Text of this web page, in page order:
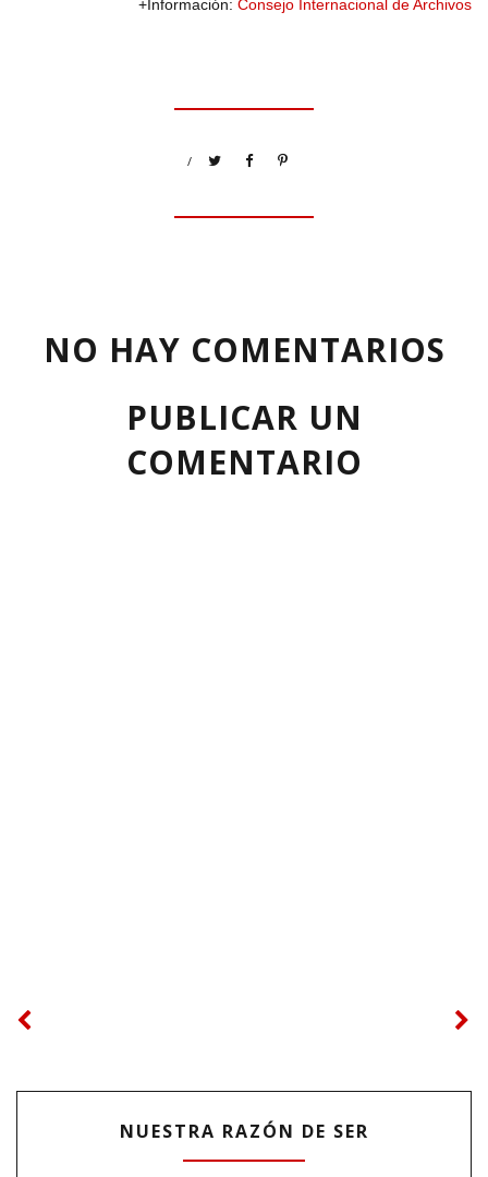
+Información: Consejo Internacional de Archivos
/
NO HAY COMENTARIOS
PUBLICAR UN
COMENTARIO
NUESTRA RAZÓN DE SER